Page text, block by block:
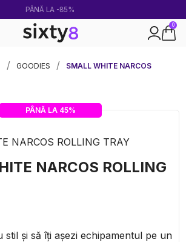
PÂNĂ LA -85%
0
GOODIES
SMALL WHITE NARCOS
PÂNĂ LA 45%
NARCOS ROLLING
stil și să îți așezi echipamentul pe un